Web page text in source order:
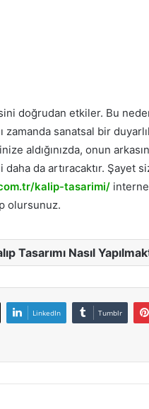
doğrudan etkiler. Bu
sanatsal bir
aldığınızda, onun
da artıracaktır. Şayet
kalip-tasarimi/
olursunuz.
Tasarımı Nasıl
LinkedIn Tumblr